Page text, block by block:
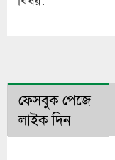
ফেসবুক পেজে
লাইক দিন